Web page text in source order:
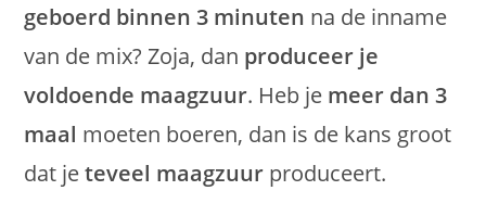
geboerd binnen 3 minuten na de inname
van de mix? Zoja, dan produceer je
voldoende maagzuur. Heb je meer dan 3
maal moeten boeren, dan is de kans groot
dat jeteveel maagzuur produceert.